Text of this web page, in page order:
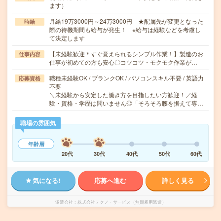
ます）
時給
月給19万3000円～24万3000円 ★配属先が変更となった
際の待機期間も給与が発生！ ※給与は経験などを考慮し
て決定します
仕事内容
【未経験歓迎＊すぐ覚えられるシンプル作業！】製造のお
仕事が初めての方も安心〇コツコツ・モクモク作業が…
応募資格
職種未経験OK / ブランクOK / パソコンスキル不要 / 英語力
不要
＼未経験から安定した働き方を目指したい方歓迎！／経
験・資格・学歴は問いません◎「そろそろ腰を据えて専…
職場の雰囲気
年齢層
20代
30代 40代 50代 60代
気になる! 応募へ進む 詳しく見る
派遣会社 株式会社テクノ・サービス（無期雇用派遣）